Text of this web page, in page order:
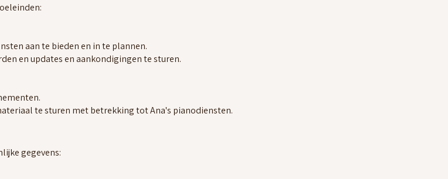
aan te bieden en in te plannen.
en updates en aankondigingen te sturen.
te sturen met betrekking tot Ana's pianodiensten.
gegevens: